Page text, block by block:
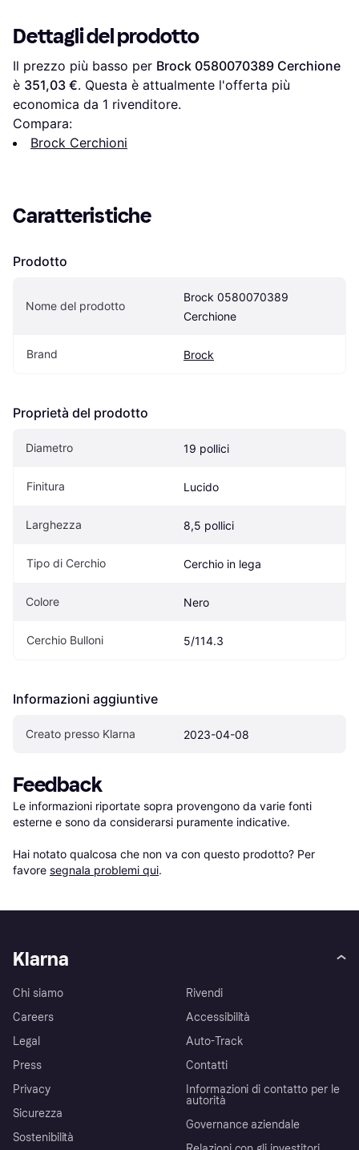
Dettagli del prodotto
Il prezzo più basso per Brock 0580070389 Cerchione
è 351,03 €. Questa è attualmente l'offerta più
economica da 1 rivenditore.
Compara:
Brock Cerchioni
Caratteristiche
Prodotto
Nome del prodotto
Brock 0580070389
Cerchione
Brand Brock
Proprietà del prodotto
Diametro 19 pollici
Finitura Lucido
Larghezza 8,5 pollici
Tipo di Cerchio Cerchio in lega
Colore Nero
Cerchio Bulloni 5/114.3
Informazioni aggiuntive
Creato presso Klarna 2023-04-08
Feedback
Le informazioni riportate sopra provengono da varie fonti
esterne e sono da considerarsi puramente indicative.
Hai notato qualcosa che non va con questo prodotto? Per
favore segnala problemi qui.
Klarna
Chi siamo
Careers
Legal
Press
Privacy
Sicurezza
Sostenibilità
Rivendi
Accessibilità
Auto-Track
Contatti
Informazioni di contatto per le
autorità
Governance aziendale